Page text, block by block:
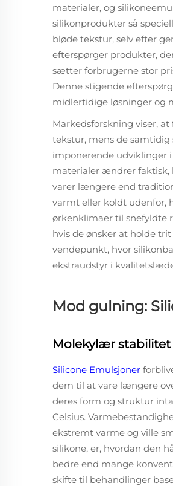
materialer, og
silikonprodukter så
bløde tekstur, selv efter
efterspørger produkter,
sætter forbrugerne stor
Denne stigende
midlertidige løsninger og
Markedsforskning viser,
tekstur, mens de samtidig
imponerende udviklinger
materialer ændrer faktisk,
varer længere end
varmt eller koldt udenfor,
ørkenklimaer til snefyldte
hvis de ønsker at holde
vendepunkt, hvor
ekstraudstyr i
Mod gulning:
Molekylær
Silicone Emulsjoner
dem til at vare længere
deres form og struktur
Celsius.
ekstremt varme og ville
silikone, er, hvordan den
bedre end mange
skifte til behandlinger